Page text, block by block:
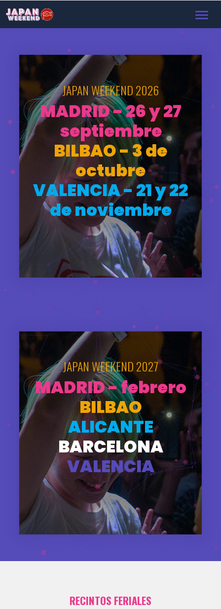
JAPAN WEEKEND 2026
MADRID - 26 y 27
septiembre
BILBAO - 3 de
octubre
VALENCIA - 21 y 22
de noviembre
JAPAN WEEKEND 2027
MADRID - febrero
BILBAO
ALICANTE
BARCELONA
VALENCIA
RECINTOS FERIALES